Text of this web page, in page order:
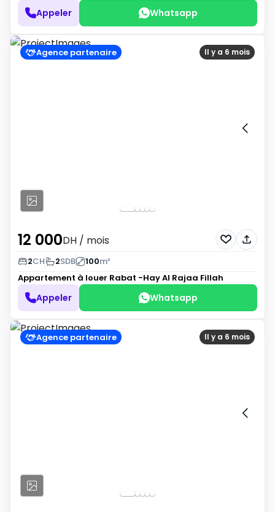
Appeler Whatsapp
Il y a 6 mois
Agence partenaire
12 000DH / mois
2CH 2SDB 100m²
Appartement à louer Rabat -Hay Al Rajaa Fillah
Appeler Whatsapp
Il y a 6 mois
Agence partenaire